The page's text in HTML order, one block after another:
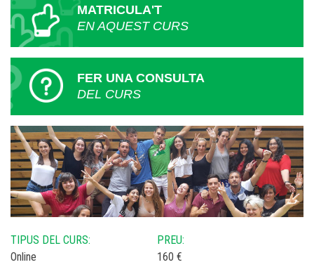
MATRICULA'T
EN AQUEST CURS
FER UNA CONSULTA
DEL CURS
TIPUS DEL CURS:
Online
PREU:
160 €